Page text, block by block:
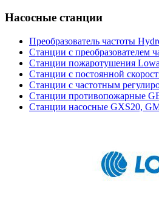
Насосные станции
Преобразователь частоты
Станции с преобразователем
Станции пожаротушения
Станции с постоянной
Станции с частотным
Станции противопожарные
Станции насосные GXS20,